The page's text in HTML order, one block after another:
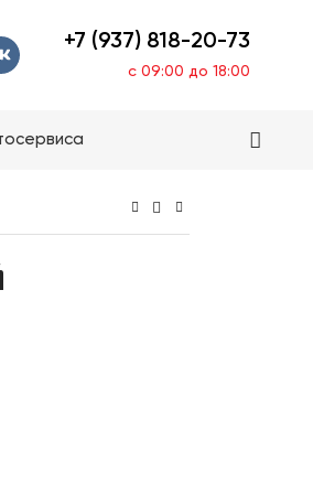
+7 (937) 818-20-73
с 09:00 до 18:00